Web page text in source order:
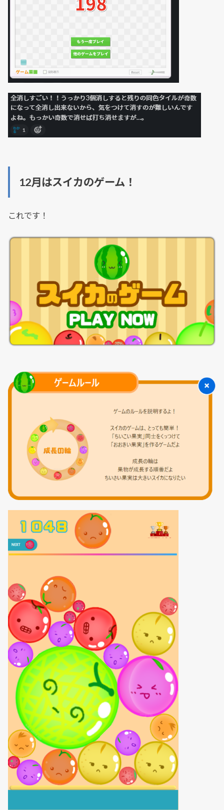
12月はスイカのゲーム！
これです！